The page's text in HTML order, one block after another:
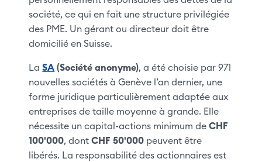
société, ce qui en fait une structure privilégiée
des PME. Un gérant ou directeur doit être
domicilié en Suisse.
LaSA (Société anonyme), a été choisie par 971
nouvelles sociétés à Genève l’an dernier, une
forme juridique particulièrement adaptée aux
entreprises de taille moyenne à grande. Elle
nécessite un capital-actions minimum deCHF
100'000, dontCHF 50'000 peuvent être
libérés. La responsabilité des actionnaires est